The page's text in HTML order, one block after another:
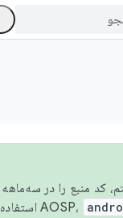
کد منبع را در سه‌ماهه
استفاده